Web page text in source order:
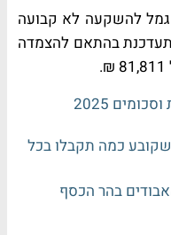
להשקעה לא קבועה
בהתאם להצמדה
2025
כמה תקבלו בכל
בהר הכסף